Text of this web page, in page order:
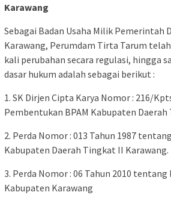
Karawang
Sebagai Badan Usaha Milik Pemerintah
Karawang, Perumdam Tirta Tarum
kali perubahan secara regulasi, hingga
dasar hukum adalah sebagai berikut :
1. SK Dirjen Cipta Karya Nomor : 216/
Pembentukan BPAM Kabupaten
2. Perda Nomor : 013 Tahun 1987
Kabupaten Daerah Tingkat II Karawang.
3. Perda Nomor : 06 Tahun 2010
Kabupaten Karawang